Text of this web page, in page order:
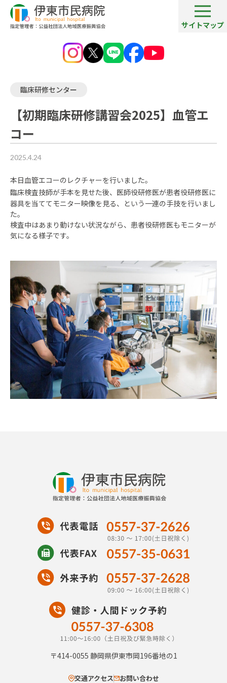
サイトマップ
【初期臨床研修講習会2025】血管エコー
臨床研修センター
【初期臨床研修講習会2025】血管エ
コー
2025.4.24
本日血管エコーのレクチャーを行いました。
臨床検査技師が手本を見せた後、医師役研修医が患者役研修医に
器具を当ててモニター映像を見る、という一連の手技を行いまし
た。
検査中はあまり動けない状況ながら、患者役研修医もモニターが
気になる様子です。
〒414-0055 静岡県伊東市岡196番地の1
交通アクセス お問い合わせ